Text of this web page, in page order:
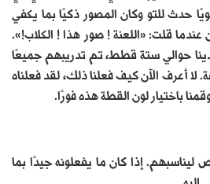
حدث للتو وكان المصور ذكيًا بما يكفي
عندما قلت: «اللعنة ! صور هذا ! الكلاب!».
حوالي ستة قطط، تم تدريبهم جميعًا
لا أعرف الآن كيف فعلنا ذلك، لقد فعلناه
باختيار لون القطة هذه فورًا.
ليناسبهم. إذا كان ما يفعلونه جيدًا بما